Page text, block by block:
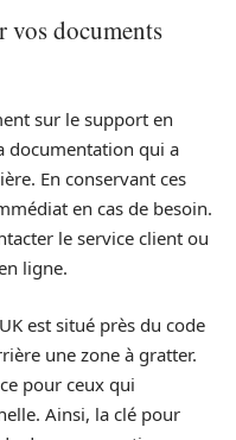
vos documents
sur le support en
documentation qui a
En conservant ces
en cas de besoin.
le service client ou
ligne.
est situé près du code
une zone à gratter.
pour ceux qui
Ainsi, la clé pour